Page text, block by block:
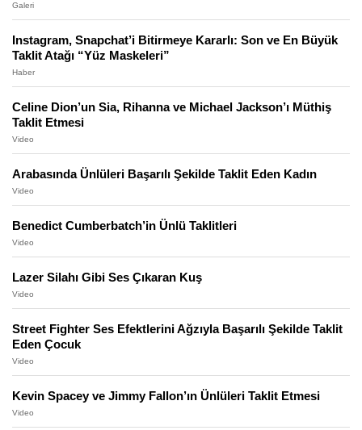
Galeri
Instagram, Snapchat’i Bitirmeye Kararlı: Son ve En Büyük
Taklit Atağı “Yüz Maskeleri”
Haber
Celine Dion’un Sia, Rihanna ve Michael Jackson’ı Müthiş
Taklit Etmesi
Video
Arabasında Ünlüleri Başarılı Şekilde Taklit Eden Kadın
Video
Benedict Cumberbatch’in Ünlü Taklitleri
Video
Lazer Silahı Gibi Ses Çıkaran Kuş
Video
Street Fighter Ses Efektlerini Ağzıyla Başarılı Şekilde Taklit
Eden Çocuk
Video
Kevin Spacey ve Jimmy Fallon’ın Ünlüleri Taklit Etmesi
Video